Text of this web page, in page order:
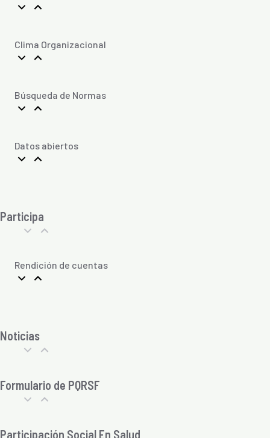
Clima Organizacional
Búsqueda de Normas
Datos abiertos
Participa
Rendición de cuentas
Noticias
Formulario de PQRSF
Participación Social En Salud